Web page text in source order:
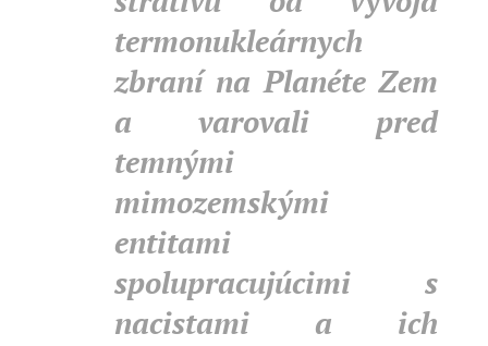
termonukleárnych
zbraní na Planéte Zem
a varovali pred
temnými
mimozemskými
entitami
spolupracujúcimi s
nacistami a ich